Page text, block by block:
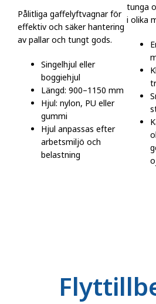
Pålitliga gaffelyftvagnar för
effektiv och säker hantering
av pallar och tungt gods.
Singelhjul eller
boggiehjul
Längd: 900–1150 mm
Hjul: nylon, PU eller
gummi
Hjul anpassas efter
arbetsmiljö och
belastning
tunga
i olika